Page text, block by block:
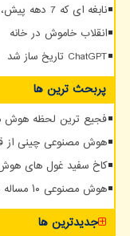
نابغه ای که 7 دهه پیش، وارد عصر هوش مصنوعی شد
انقلاب خاموش در خانه
ChatGPT تاریخ ساز شد
پربحث ترین ها
فجیع ترین لحظه هوش
هوش مصنوعی چینی از
کاخ سفید غول های هوش
هوش مصنوعی ۱۰ مساله مهم ریاضی و کوانتوم را حل کرد
جدیدترین ها